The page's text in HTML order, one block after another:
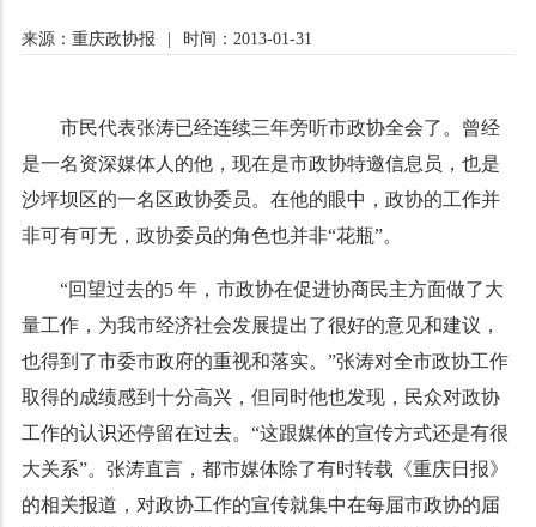
来源：重庆政协报 时间：2013-01-31
市民代表张涛已经连续三年旁听市政协全会了 。 曾经
是一名资深媒体人的他， 现在是市政协特邀信息员 ， 也是
沙坪坝区的一名区政协委员。 在他的眼中 ， 政协的工作并
非可有可无， 政协委员的角色也并非“花瓶”。
“回望过去的5 年， 市政协在促进协商民主方面做了大
量工作， 为我市经济社会发展提出了很好的意见和建议 ，
也得到了市委市政府的重视和落实。”张涛对全市政协工作
取得的成绩感到十分高兴， 但同时他也发现， 民众对政协
工作的认识还停留在过去。“这跟媒体的宣传方式还是有很
大关系”。 张涛直言， 都市媒体除了有时转载 《重庆日报》
的相关报道 ， 对政协工作的宣传就集中在每届市政协的届